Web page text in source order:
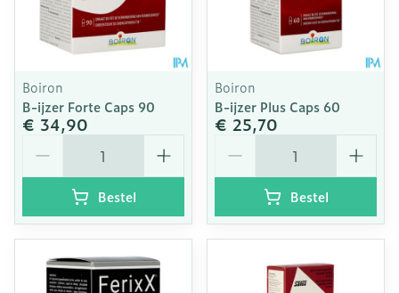
Boiron
B-ijzer Forte Caps 90
€ 34,90
Bestel
Boiron
B-ijzer Plus Caps 60
€ 25,70
Bestel